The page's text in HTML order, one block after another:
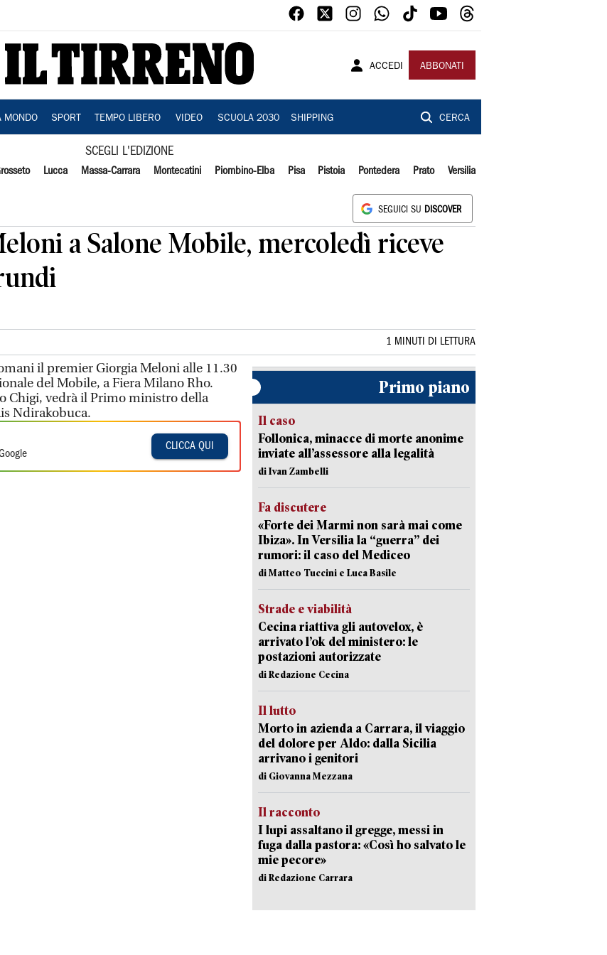
ACCEDI ABBONATI
MONDO SPORT TEMPO LIBERO VIDEO SCUOLA 2030 SHIPPING CERCA
SCEGLI L'EDIZIONE
Lucca Massa-Carrara Montecatini Piombino-Elba Pisa Pistoia Pontedera Prato Versilia
SEGUICI SU DISCOVER
a Salone Mobile, mercoledì riceve
1 MINUTI DI LETTURA
il premier Giorgia Meloni alle 11.30
del Mobile, a Fiera Milano Rho.
Chigi, vedrà il Primo ministro della
Ndirakobuca.
CLICCA QUI
Primo piano
Il caso
Follonica, minacce di morte anonime
inviate all’assessore alla legalità
di Ivan Zambelli
Fa discutere
«Forte dei Marmi non sarà mai come
Ibiza». In Versilia la “guerra” dei
rumori: il caso del Mediceo
di Matteo Tuccini e Luca Basile
Strade e viabilità
Cecina riattiva gli autovelox, è
arrivato l’ok del ministero: le
postazioni autorizzate
di Redazione Cecina
Il lutto
Morto in azienda a Carrara, il viaggio
del dolore per Aldo: dalla Sicilia
arrivano i genitori
di Giovanna Mezzana
Il racconto
I lupi assaltano il gregge, messi in
fuga dalla pastora: «Così ho salvato le
mie pecore»
di Redazione Carrara